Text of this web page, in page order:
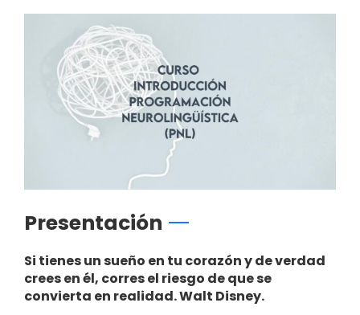
Presentación
Si tienes un sueño en tu corazón y de verdad
crees en él, corres el riesgo de que se
convierta en realidad. Walt Disney.